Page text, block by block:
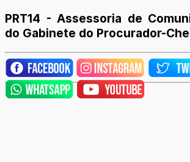
PRT14 - Assessoria de
do Gabinete do Procurador-